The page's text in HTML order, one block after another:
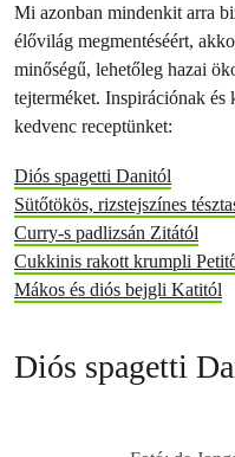
Mi azonban mindenkit arra
élővilág megmentéséért,
minőségű, lehetőleg hazai
tejterméket. Inspirációnak
kedvenc receptünket:
Diós spagetti Danitól
Sütőtökös, rizstejszínes
Curry-s padlizsán Zitától
Cukkinis rakott krumpli
Mákos és diós bejgli Katitól
Diós spagetti